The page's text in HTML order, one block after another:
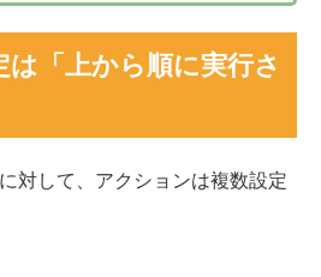
は「上から順に実行さ
対して、アクションは複数設定